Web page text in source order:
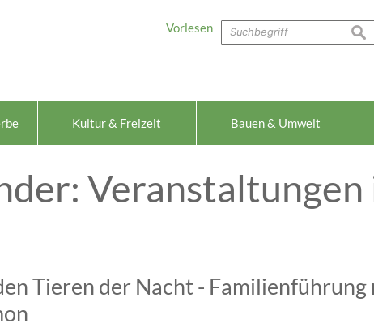
Vorlesen
Kultur & Freizeit Bauen & Umwelt
Veranstaltungen
Tieren der Nacht -